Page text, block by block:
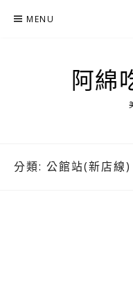
MENU
阿綿
分類: 公館站(新店線)